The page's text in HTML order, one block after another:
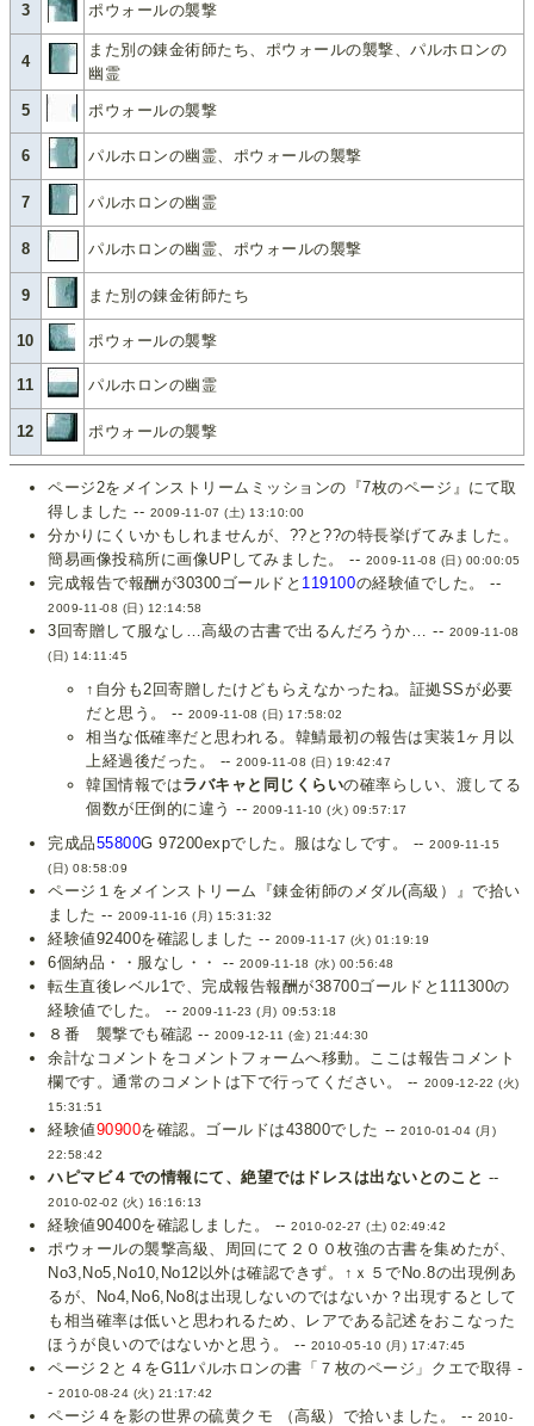
3 ポウォールの襲撃
4
また別の錬金術師たち、ポウォールの襲撃、パルホロンの
幽霊
5 ポウォールの襲撃
6 パルホロンの幽霊、ポウォールの襲撃
7 パルホロンの幽霊
8 パルホロンの幽霊、ポウォールの襲撃
9 また別の錬金術師たち
10 ポウォールの襲撃
11 パルホロンの幽霊
12 ポウォールの襲撃
ページ2をメインストリームミッションの『7枚のページ』にて取
得しました -- 2009-11-07 (土) 13:10:00
分かりにくいかもしれませんが、??と??の特長挙げてみました。
簡易画像投稿所に画像UPしてみました。 -- 2009-11-08 (日) 00:00:05
完成報告で報酬が30300ゴールドと 119100の経験値でした。 --
2009-11-08 (日) 12:14:58
3回寄贈して服なし…高級の古書で出るんだろうか… -- 2009-11-08
(日) 14:11:45
↑自分も2回寄贈したけどもらえなかったね。証拠SSが必要
だと思う。 -- 2009-11-08 (日) 17:58:02
相当な低確率だと思われる。韓鯖最初の報告は実装1ヶ月以
上経過後だった。 --2009-11-08 (日) 19:42:47
韓国情報ではラバキャと同じくらいの確率らしい、渡してる
個数が圧倒的に違う -- 2009-11-10 (火) 09:57:17
完成品55800G 97200expでした。服はなしです。 --2009-11-15
(日) 08:58:09
ページ１をメインストリーム『錬金術師のメダル(高級）』で拾い
ました -- 2009-11-16 (月) 15:31:32
経験値92400を確認しました -- 2009-11-17 (火) 01:19:19
6個納品・・服なし・・ -- 2009-11-18 (水) 00:56:48
転生直後レベル1で、完成報告報酬が38700ゴールドと111300の
経験値でした。 -- 2009-11-23 (月) 09:53:18
８番 襲撃でも確認 -- 2009-12-11 (金) 21:44:30
余計なコメントをコメントフォームへ移動。ここは報告コメント
欄です。通常のコメントは下で行ってください。 -- 2009-12-22 (火)
15:31:51
経験値90900を確認。ゴールドは43800でした --2010-01-04 (月)
22:58:42
ハピマビ４での情報にて、絶望ではドレスは出ないとのこと --
2010-02-02 (火) 16:16:13
経験値90400を確認しました。 --2010-02-27 (土) 02:49:42
ポウォールの襲撃高級、周回にて２００枚強の古書を集めたが、
No3,No5,No10,No12以外は確認できず。↑ｘ５でNo.8の出現例あ
るが、No4,No6,No8は出現しないのではないか？出現するとして
も相当確率は低いと思われるため、レアである記述をおこなった
ほうが良いのではないかと思う。 -- 2010-05-10 (月) 17:47:45
ページ２と４をG11パルホロンの書「７枚のページ」クエで取得 -
-2010-08-24 (火) 21:17:42
ページ４を影の世界の硫黄クモ （高級）で拾いました。 -- 2010-